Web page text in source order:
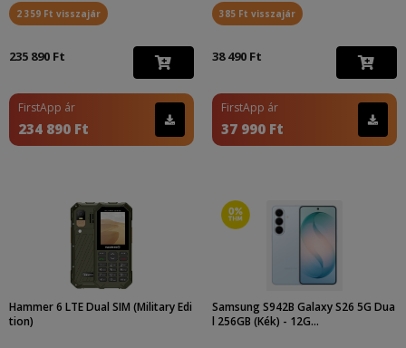
2 359 Ft visszajár
235 890 Ft
FirstApp ár
234 890 Ft
385 Ft visszajár
38 490 Ft
FirstApp ár
37 990 Ft
Hammer 6 LTE Dual SIM (Military Edi
tion)
Samsung S942B Galaxy S26 5G Dua
l 256GB (Kék) - 12G...